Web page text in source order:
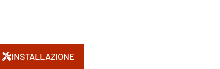
INSTALLAZIONE